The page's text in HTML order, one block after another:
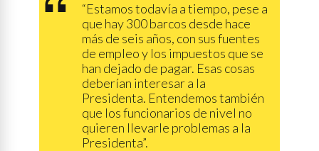
“Estamos todavía a tiempo, pese a
que hay 300 barcos desde hace
más de seis años, con sus fuentes
de empleo y los impuestos que se
han dejado de pagar. Esas cosas
deberían interesar a la
Presidenta. Entendemos también
que los funcionarios de nivel no
quieren llevarle problemas a la
Presidenta”.